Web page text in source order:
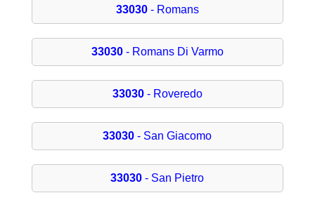
33030- Romans
33030- Romans Di Varmo
33030- Roveredo
33030 - San Giacomo
33030 - San Pietro